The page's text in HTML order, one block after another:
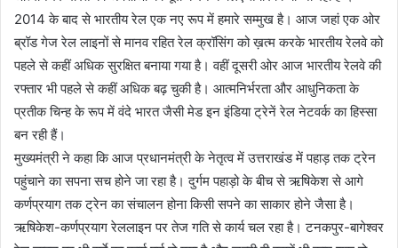
2014 के बाद से भारतीय रेल एक नए रूप में हमारे सम्मुख है। आज जहां एक ओर
ब्रॉड गेज रेल लाइनों से मानव रहित रेल क्रॉसिंग को ख़त्म करके भारतीय रेलवे को
पहले से कहीं अधिक सुरक्षित बनाया गया है। वहीं दूसरी ओर आज भारतीय रेलवे की
रफ्तार भी पहले से कहीं अधिक बढ़ चुकी है। आत्मनिर्भरता और आधुनिकता के
प्रतीक चिन्ह के रूप में वंदे भारत जैसी मेड इन इंडिया ट्रेनें रेल नेटवर्क का हिस्सा
बन रही हैं।
मुख्यमंत्री ने कहा कि आज प्रधानमंत्री के नेतृत्व में उत्तराखंड में पहाड़ तक ट्रेन
पहुंचाने का सपना सच होने जा रहा है। दुर्गम पहाड़ो के बीच से ऋषिकेश से आगे
कर्णप्रयाग तक ट्रेन का संचालन होना किसी सपने का साकार होने जैसा है।
ऋषिकेश-कर्णप्रयाग रेललाइन पर तेज गति से कार्य चल रहा है। टनकपुर-बागेश्वर